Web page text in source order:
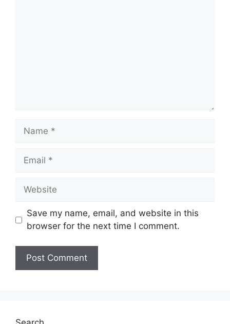
Name
Email
Website
Save my name, email, and website in this
browser for the next time I comment.